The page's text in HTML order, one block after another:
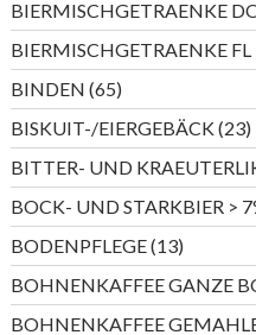
BIERMISCHGETRAENKE
BIERMISCHGETRAENKE
BINDEN 6565
Produkte
BISKUIT-/EIERGEBÄCK 2323
BITTER- UND
BOCK- UND STARKBIER >
BODENPFLEGE 1313
Produkte
BOHNENKAFFEE GANZE
BOHNENKAFFEE